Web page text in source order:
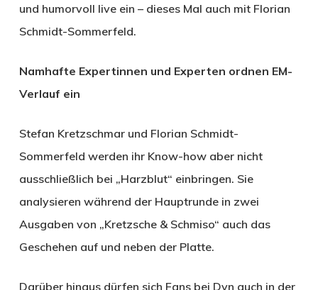
und humorvoll live ein – dieses Mal auch mit Florian
Schmidt-Sommerfeld.
Namhafte Expertinnen und Experten ordnen EM-
Verlauf ein
Stefan Kretzschmar und Florian Schmidt-
Sommerfeld werden ihr Know-how aber nicht
ausschließlich bei „Harzblut“ einbringen. Sie
analysieren während der Hauptrunde in zwei
Ausgaben von „Kretzsche & Schmiso“ auch das
Geschehen auf und neben der Platte.
Darüber hinaus dürfen sich Fans bei Dyn auch in der